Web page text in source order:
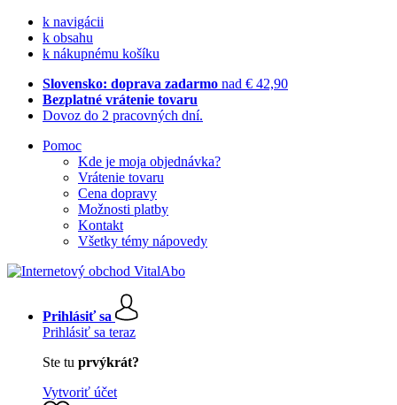
k navigácii
k obsahu
k nákupnému košíku
Slovensko: doprava zadarmo nad € 42,90
Bezplatné vrátenie tovaru
Dovoz do 2 pracovných dní.
Pomoc
Kde je moja objednávka?
Vrátenie tovaru
Cena dopravy
Možnosti platby
Kontakt
Všetky témy nápovedy
Prihlásiť sa
Prihlásiť sa teraz
Ste tu prvýkrát?
Vytvoriť účet